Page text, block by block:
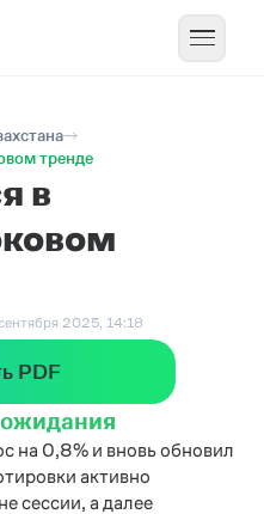
тренде
в
2025, 14:18
PDF
на 0,8% и вновь обновил
активно
сессии, а далее